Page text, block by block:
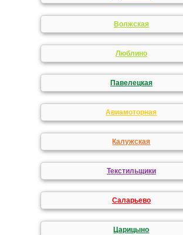
Волжская
Люблино
Павелецкая
Авиамоторная
Калужская
Текстильщики
Саларьево
Царицыно